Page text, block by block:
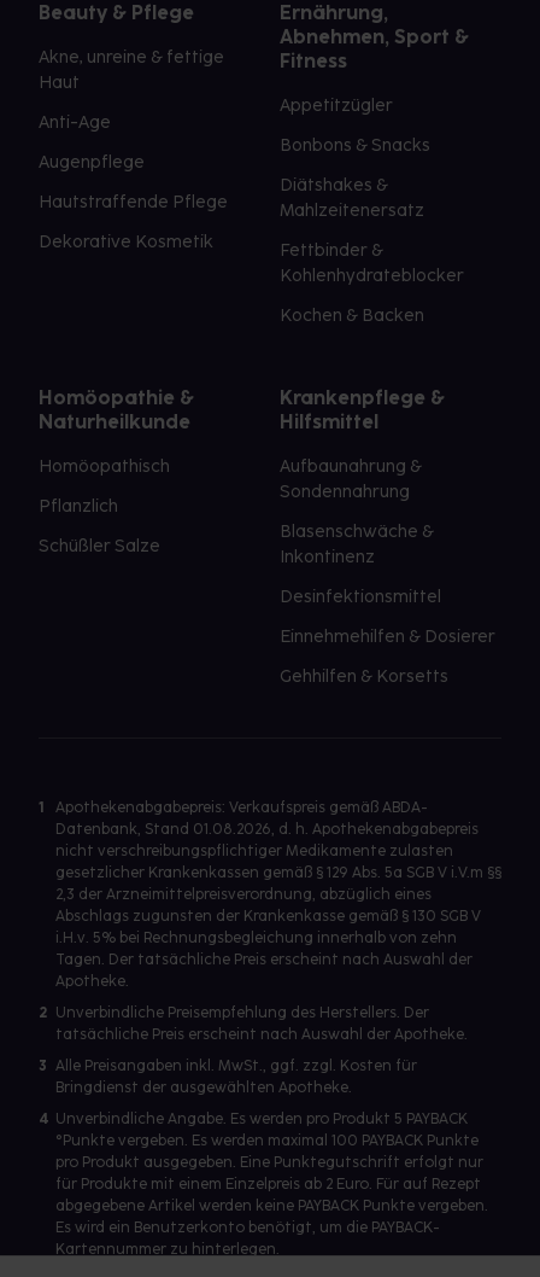
Beauty & Pflege
Akne, unreine & fettige
Haut
Anti-Age
Augenpflege
Hautstraffende Pflege
Dekorative Kosmetik
Ernährung,
Abnehmen, Sport &
Fitness
Appetitzügler
Bonbons & Snacks
Diätshakes &
Mahlzeitenersatz
Fettbinder &
Kohlenhydrateblocker
Kochen & Backen
Homöopathie &
Naturheilkunde
Homöopathisch
Pflanzlich
Schüßler Salze
Krankenpflege &
Hilfsmittel
Aufbaunahrung &
Sondennahrung
Blasenschwäche &
Inkontinenz
Desinfektionsmittel
Einnehmehilfen & Dosierer
Gehhilfen & Korsetts
1
Apothekenabgabepreis: Verkaufspreis gemäß ABDA-
Datenbank, Stand 01.08.2026, d. h. Apothekenabgabepreis
nicht verschreibungspflichtiger Medikamente zulasten
gesetzlicher Krankenkassen gemäß § 129 Abs. 5a SGB V i.V.m §§
2,3 der Arzneimittelpreisverordnung, abzüglich eines
Abschlags zugunsten der Krankenkasse gemäß § 130 SGB V
i.H.v. 5% bei Rechnungsbegleichung innerhalb von zehn
Tagen. Der tatsächliche Preis erscheint nach Auswahl der
Apotheke.
2 Unverbindliche Preisempfehlung des Herstellers. Der
tatsächliche Preis erscheint nach Auswahl der Apotheke.
3 Alle Preisangaben inkl. MwSt., ggf. zzgl. Kosten für
Bringdienst der ausgewählten Apotheke.
4 Unverbindliche Angabe. Es werden pro Produkt 5 PAYBACK
°Punkte vergeben. Es werden maximal 100 PAYBACK Punkte
pro Produkt ausgegeben. Eine Punktegutschrift erfolgt nur
für Produkte mit einem Einzelpreis ab 2 Euro. Für auf Rezept
abgegebene Artikel werden keine PAYBACK Punkte vergeben.
Es wird ein Benutzerkonto benötigt, um die PAYBACK-
Kartennummer zu hinterlegen.